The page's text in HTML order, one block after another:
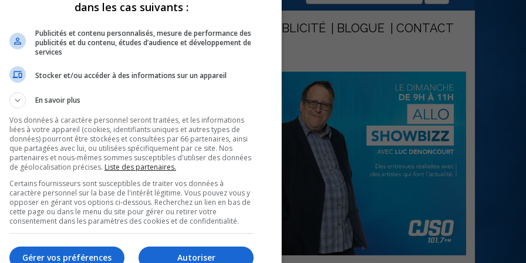
OPINION ÉMISSIONS CONCOURS PUBLICITÉ BLOGUE CONTACT
LA SAISON DES VÊPRES MUSICALES DIMANCHE»RACHEL DOYON –
Musique – 20240903
00:00
Utilisez
les
flèches
.
dans les cas suivants :
Publicités et contenu personnalisés, mesure de performance des
publicités et du contenu, études d’audience et développement de
services
Stocker et/ou accéder à des informations sur un appareil
En savoir plus
Vos données à caractère personnel seront traitées, et les informations
liées à votre appareil (cookies, identifiants uniques et autres types de
données) pourront être stockées et consultées par 66 partenaires, ainsi
que partagées avec lui, ou utilisées spécifiquement par ce site. Nos
partenaires et nous-mêmes sommes susceptibles d'utiliser des données
de géolocalisation précises. Liste des partenaires.
Certains fournisseurs sont susceptibles de traiter vos données à
caractère personnel sur la base de l'intérêt légitime. Vous pouvez vous y
opposer en gérant vos options ci-dessous. Recherchez un lien en bas de
cette page ou dans le menu du site pour gérer ou retirer votre
consentement dans les paramètres des cookies et de confidentialité.
Autoriser
Gérer vos préférences